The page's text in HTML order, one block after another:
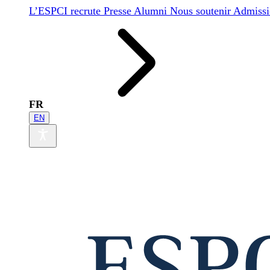
L’ESPCI recrute Presse Alumni Nous soutenir
FR
EN